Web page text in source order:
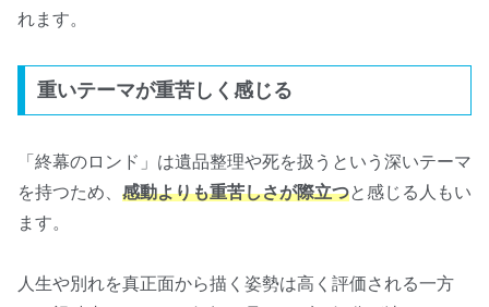
れます。
重いテーマが重苦しく感じる
「終幕のロンド」は遺品整理や死を扱うという深いテーマ
を持つため、 感動よりも重苦しさが際立つと感じる人もい
ます。
人生や別れを真正面から描く姿勢は高く評価される一方